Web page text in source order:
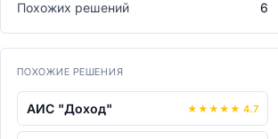
Похожих решений 6
ПОХОЖИЕ РЕШЕНИЯ
АИС "Доход" ★ ★ ★ ★ ★ 4.7